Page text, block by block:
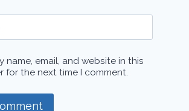
name, email, and website in this
for the next time I comment.